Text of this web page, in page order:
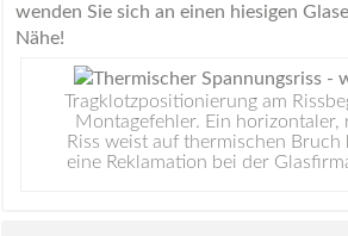
wenden Sie sich an einen hiesigen
Nähe!
Tragklotzpositionierung am
Montagefehler. Ein horizontaler,
Riss weist auf thermischen
eine Reklamation bei der